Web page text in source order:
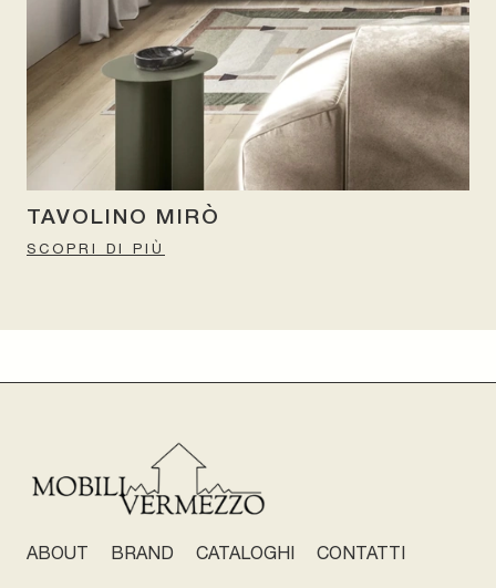
TAVOLINO MIRÒ
SCOPRI DI PIÙ
ABOUT BRAND CATALOGHI CONTATTI